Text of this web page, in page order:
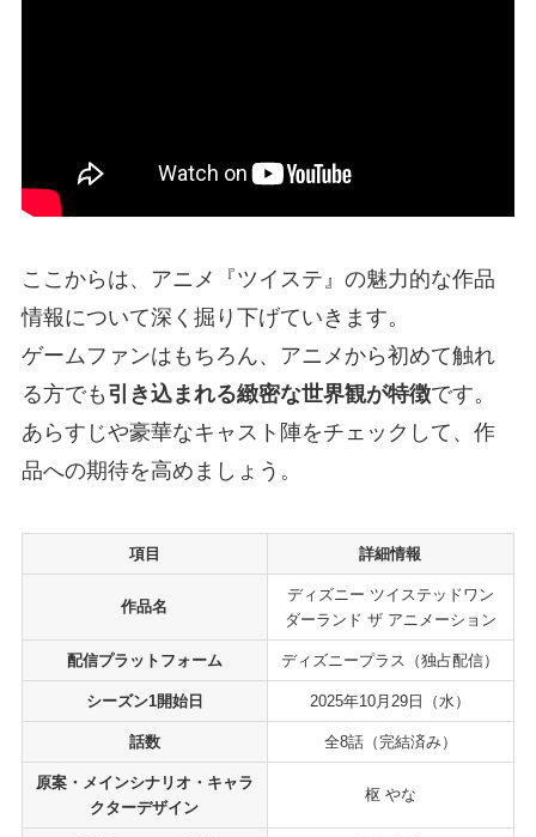
ここからは、アニメ『ツイステ』の魅力的な作品
情報について深く掘り下げていきます。
ゲームファンはもちろん、アニメから初めて触れ
る方でも 引き込まれる緻密な世界観が特徴です。
あらすじや豪華なキャスト陣をチェックして、作
品への期待を高めましょう。
項目 詳細情報
作品名
ディズニー ツイステッドワン
ダーランド ザ アニメーション
配信プラットフォーム ディズニープラス（独占配信）
シーズン1開始日 2025年10月29日（水）
話数 全8話（完結済み）
原案・メインシナリオ・キャラ
クターデザイン
枢 やな